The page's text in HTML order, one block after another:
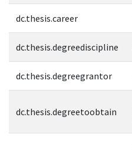
dc.thesis.career
dc.thesis.degreediscipline
dc.thesis.degreegrantor
dc.thesis.degreetoobtain